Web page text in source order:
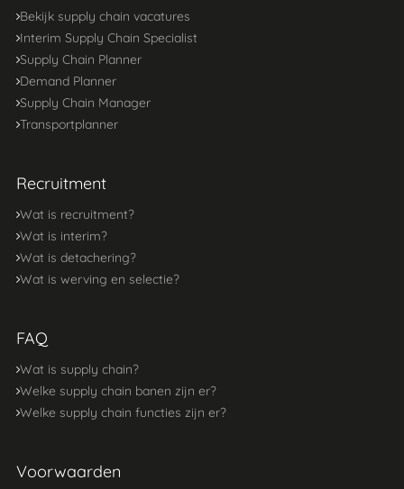
Bekijk supply chain vacatures
Interim Supply Chain Specialist
Supply Chain Planner
Demand Planner
Supply Chain Manager
Transportplanner
Recruitment
Wat is recruitment?
Wat is interim?
Wat is detachering?
Wat is werving en selectie?
FAQ
Wat is supply chain?
Welke supply chain banen zijn er?
Welke supply chain functies zijn er?
Voorwaarden